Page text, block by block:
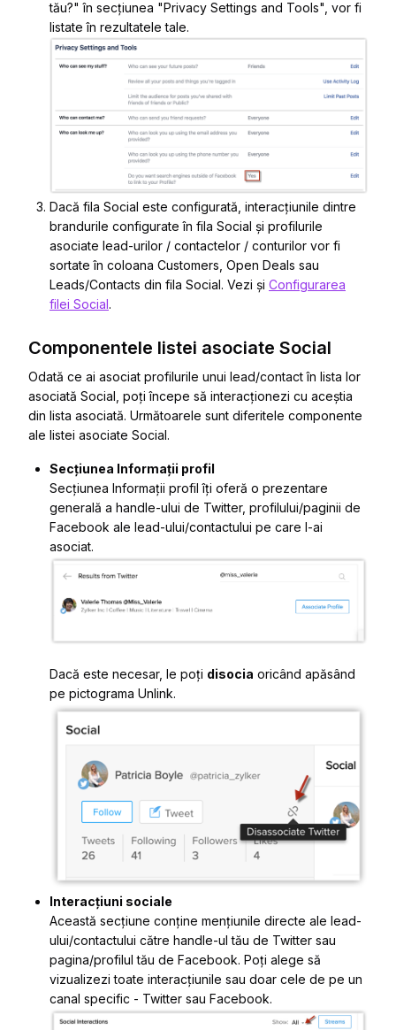
tău?" în secțiunea "Privacy Settings and Tools", vor fi
listate în rezultatele tale.
Dacă fila Social este configurată, interacțiunile dintre
brandurile configurate în fila Social și profilurile
asociate lead-urilor / contactelor / conturilor vor fi
sortate în coloana Customers, Open Deals sau
Leads/Contacts din fila Social. Vezi și Configurarea
filei Social .
Componentele listei asociate Social
Odată ce ai asociat profilurile unui lead/contact în lista lor
asociată Social, poți începe să interacționezi cu aceștia
din lista asociată. Următoarele sunt diferitele componente
ale listei asociate Social.
Secțiunea Informații profil
Secțiunea Informații profil îți oferă o prezentare
generală a handle-ului de Twitter, profilului/paginii de
Facebook ale lead-ului/contactului pe care l-ai
asociat.
Dacă este necesar, le poți disocia oricând apăsând
pe pictograma Unlink.
Interacțiuni sociale
Această secțiune conține mențiunile directe ale lead-
ului/contactului către handle-ul tău de Twitter sau
pagina/profilul tău de Facebook. Poți alege să
vizualizezi toate interacțiunile sau doar cele de pe un
canal specific - Twitter sau Facebook.